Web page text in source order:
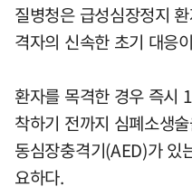
질병청은 급성심장정지
격자의 신속한 초기 대응
환자를 목격한 경우 즉시
착하기 전까지 심폐소생
동심장충격기(AED)가 있
요하다.